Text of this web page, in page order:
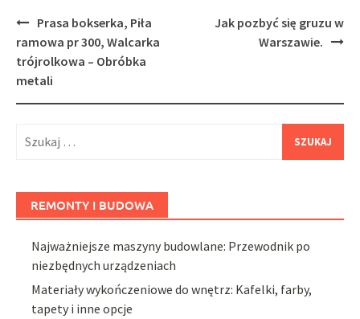
Post
navigation
Prasa bokserka, Piła
ramowa pr 300, Walcarka
trójrolkowa – Obróbka
metali
Jak pozbyć się gruzu w
Warszawie.
REMONTY I BUDOWA
Najważniejsze maszyny budowlane: Przewodnik po
niezbędnych urządzeniach
Materiały wykończeniowe do wnętrz: Kafelki, farby,
tapety i inne opcje